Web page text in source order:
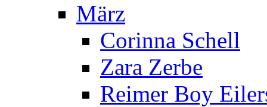
März
Corinna Schell
Zara Zerbe
Reimer Boy